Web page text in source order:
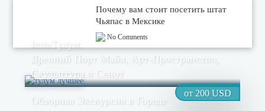
Почему вам стоит посетить штат
Чьяпас в Мексике
No Comments
InstaТулум:
Древний Порт Майя, Арт-Пространство,
Скульптура и Сенот
от 200 USD
Обзорная Экскурсия в Городе